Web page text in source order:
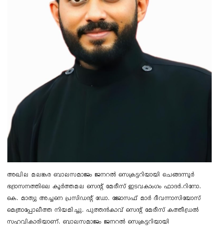
അഖില മലങ്കര ബാലസമാജം ജനറൽ സെക്രട്ടറിയായി ചെങ്ങന്നൂർ
ഭദ്രാസനത്തിലെ കൂർത്തമല സെൻ്റ് മേരീസ് ഇടവകാംഗം ഫാദർ.റിനോ.
കെ. മാത്യു അച്ചനെ പ്രസിഡൻ്റ് ഡോ. ജോസഫ് മാർ ദീവന്നാസിയോസ്
മെത്രാപ്പോലീത്ത നിയമിച്ചു. പുത്തൻകാവ് സെൻ്റ് മേരീസ് കത്തീഡ്രൽ
സഹവികാരിയാണ്. ബാലസമാജം ജനറൽ സെക്രട്ടറിയായി